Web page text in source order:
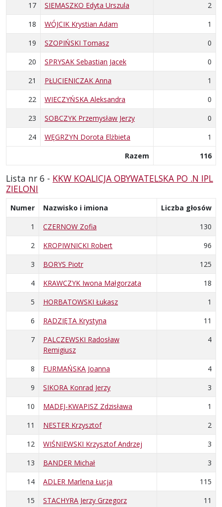
17
SIEMASZKO Edyta Urszula
2
18
WÓJCIK Krystian Adam
1
19
SZOPIŃSKI Tomasz
0
20
SPRYSAK Sebastian Jacek
0
21
PŁUCIENICZAK Anna
1
22
WIECZYŃSKA Aleksandra
0
23
SOBCZYK Przemysław Jerzy
0
24
WĘGRZYN Dorota Elżbieta
1
Razem
116
Lista nr 6 - KKW KOALICJA OBYWATELSKA PO .N IPL
ZIELONI
Numer Nazwisko i imiona
Liczba głosów
1
CZERNOW Zofia
130
2
KROPIWNICKI Robert
96
3
BORYS Piotr
125
4
KRAWCZYK Iwona Małgorzata
18
5
HORBATOWSKI Łukasz
1
6
RADZIĘTA Krystyna
11
7
PALCZEWSKI Radosław
Remigiusz
4
8 FURMAŃSKA Joanna
4
9
SIKORA Konrad Jerzy
3
10
MADEJ-KWAPISZ Zdzisława
1
11
NESTER Krzysztof
2
12
WIŚNIEWSKI Krzysztof Andrzej
3
13
BANDER Michał
3
14
ADLER Marlena Łucja
115
15
STACHYRA Jerzy Grzegorz
11